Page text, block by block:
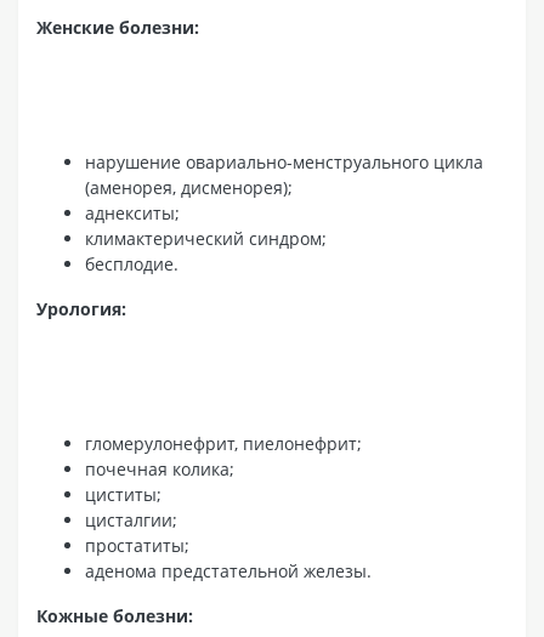
Женские болезни:
нарушение овариально-менструального цикла
(аменорея, дисменорея);
аднекситы;
климактерический синдром;
бесплодие.
Урология:
гломерулонефрит, пиелонефрит;
почечная колика;
циститы;
цисталгии;
простатиты;
аденома предстательной железы.
Кожные болезни: